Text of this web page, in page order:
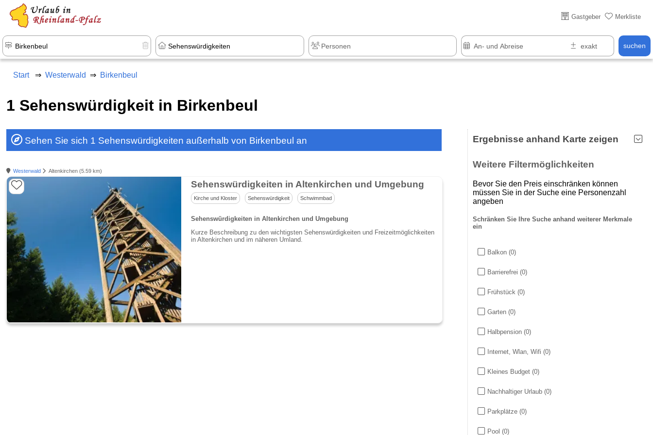
Gastgeber Merkliste
suchen
Über 25 Jahre online
Start Westerwald Birkenbeul
1 Sehenswürdigkeit in Birkenbeul
Sehen Sie sich 1 Sehenswürdigkeiten außerhalb von Birkenbeul an
Westerwald Altenkirchen (5.59 km)
Sehenswürdigkeiten in Altenkirchen und Umgebung
Kirche und Kloster Sehenswürdigkeit Schwimmbad
Sehenswürdigkeiten in Altenkirchen und Umgebung
Kurze Beschreibung zu den wichtigsten Sehenswürdigkeiten und Freizeitmöglichkeiten
in Altenkirchen und im näheren Umland.
Ergebnisse anhand Karte zeigen
Weitere Filtermöglichkeiten
Bevor Sie den Preis einschränken können
müssen Sie in der Suche eine Personenzahl
angeben
Schränken Sie Ihre Suche anhand weiterer Merkmale
ein
Balkon (0)
Barrierefrei (0)
Frühstück (0)
Garten (0)
Halbpension (0)
Internet, Wlan, Wifi (0)
Kleines Budget (0)
Nachhaltiger Urlaub (0)
Parkplätze (0)
Pool (0)